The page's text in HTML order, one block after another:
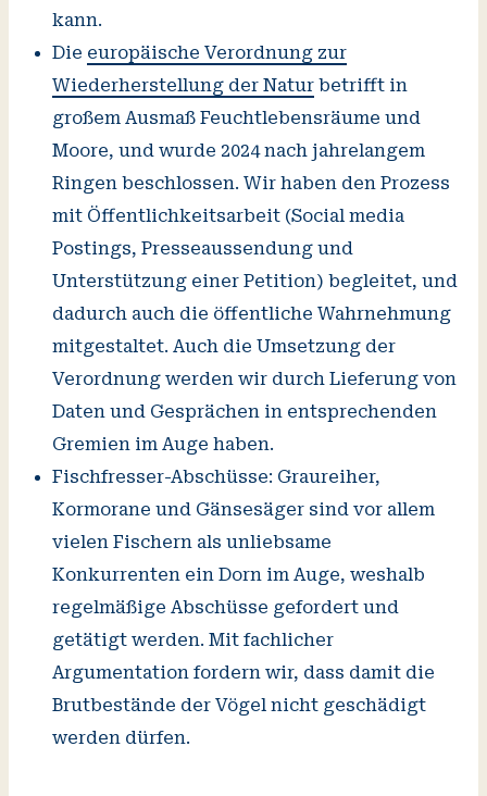
kann.
Die europäische Verordnung zur
Wiederherstellung der Natur betrifft in
großem Ausmaß Feuchtlebensräume und
Moore, und wurde 2024 nach jahrelangem
Ringen beschlossen. Wir haben den Prozess
mit Öffentlichkeitsarbeit (Social media
Postings, Presseaussendung und
Unterstützung einer Petition) begleitet, und
dadurch auch die öffentliche Wahrnehmung
mitgestaltet. Auch die Umsetzung der
Verordnung werden wir durch Lieferung von
Daten und Gesprächen in entsprechenden
Gremien im Auge haben.
Fischfresser-Abschüsse: Graureiher,
Kormorane und Gänsesäger sind vor allem
vielen Fischern als unliebsame
Konkurrenten ein Dorn im Auge, weshalb
regelmäßige Abschüsse gefordert und
getätigt werden. Mit fachlicher
Argumentation fordern wir, dass damit die
Brutbestände der Vögel nicht geschädigt
werden dürfen.